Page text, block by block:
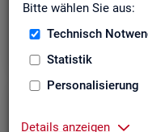
Bitte wählen Sie aus:
Technisch
Statistik
Personalisierung
Details anzeigen
Die Gesetze und
Statistik der BA